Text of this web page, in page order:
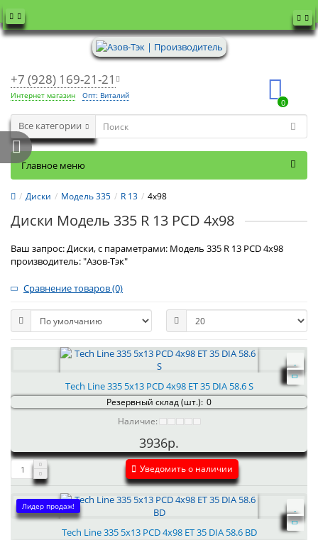
+7 (928) 169-21-21
Интернет магазин Опт: Виталий
0
Все категории
Главное меню
Диски Модель 335 R 13 4x98
Диски Модель 335 R 13 PCD 4x98
Ваш запрос: Диски, с параметрами: Модель 335 R 13 PCD 4x98
производитель: "Азов-Тэк"
Сравнение товаров (0)
Tech Line 335 5x13 PCD 4x98 ET 35 DIA 58.6 S
Резервный склад (шт.): 0
Наличие:
3936р.
Уведомить о наличии
Лидер продаж!
Tech Line 335 5x13 PCD 4x98 ET 35 DIA 58.6 BD